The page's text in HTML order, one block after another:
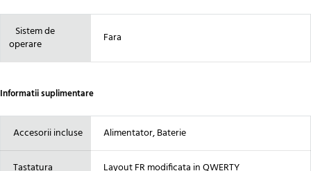
Sistem de
operare
Fara
Informatii suplimentare
Accesorii incluse Alimentator, Baterie
Tastatura Layout FR modificata in QWERTY